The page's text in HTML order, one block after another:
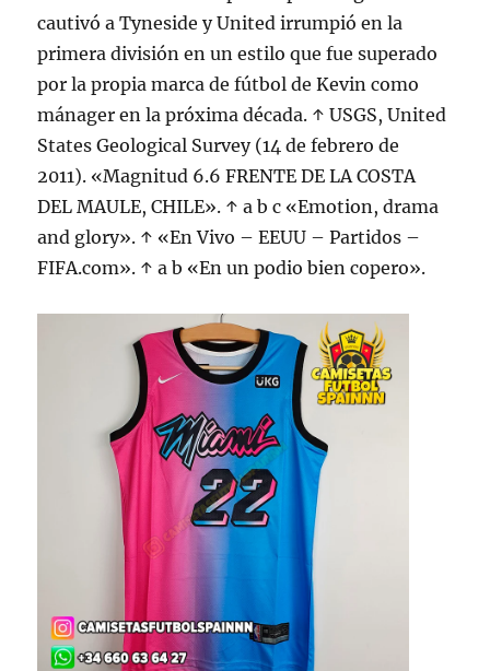
cautivó a Tyneside y United irrumpió en la
primera división en un estilo que fue superado
por la propia marca de fútbol de Kevin como
mánager en la próxima década. ↑ USGS, United
States Geological Survey (14 de febrero de
2011). «Magnitud 6.6 FRENTE DE LA COSTA
DEL MAULE, CHILE». ↑ a b c «Emotion, drama
and glory». ↑ «En Vivo – EEUU – Partidos –
FIFA.com». ↑ a b «En un podio bien copero».